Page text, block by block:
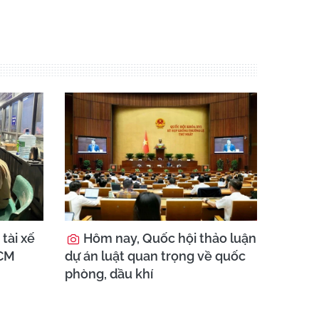
xế
Hôm nay, Quốc hội thảo luận
dự án luật quan trọng về quốc
phòng, dầu khí